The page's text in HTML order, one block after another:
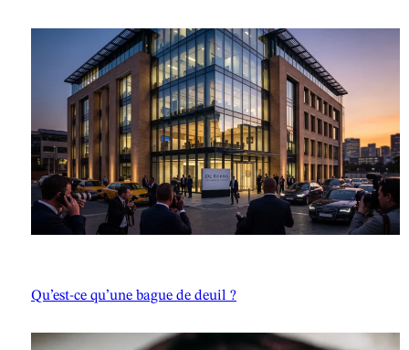
Qu’est-ce qu’une bague de deuil ?